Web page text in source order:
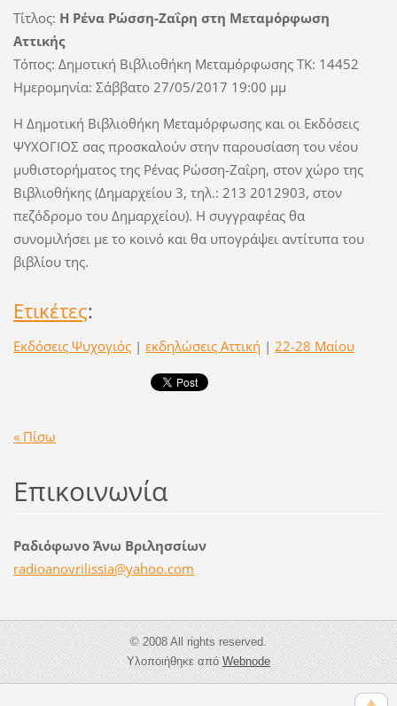
Τίτλος: Η Ρένα Ρώσση-Ζαΐρη στη Μεταμόρφωση
Αττικής
Τόπος: Δημοτική Βιβλιοθήκη Μεταμόρφωσης TK: 14452
Ημερομηνία: Σάββατο 27/05/2017 19:00 μμ
Η Δημοτική Βιβλιοθήκη Μεταμόρφωσης και οι Εκδόσεις
ΨΥΧΟΓΙΟΣ σας προσκαλούν στην παρουσίαση του νέου
μυθιστορήματος της Ρένας Ρώσση-Ζαΐρη, στον χώρο της
Βιβλιοθήκης (Δημαρχείου 3, τηλ.: 213 2012903, στον
πεζόδρομο του Δημαρχείου). H συγγραφέας θα
συνομιλήσει με το κοινό και θα υπογράψει αντίτυπα του
βιβλίου της.
Ετικέτες:
Εκδόσεις Ψυχογιός | εκδηλώσεις Αττική | 22-28 Μαίου
« Πίσω
Επικοινωνία
Ραδιόφωνο Άνω Βριλησσίων
radioanovrilissia@yahoo.com
© 2008 All rights reserved.
Υλοποιήθηκε απόWebnode